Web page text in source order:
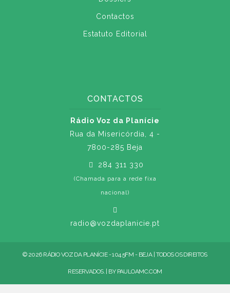
Contactos
Estatuto Editorial
CONTACTOS
Rádio Voz da Planície
Rua da Misericórdia, 4 -
7800-285 Beja
284 311 330
(Chamada para a rede fixa
nacional)
radio@vozdaplanicie.pt
© 2026 RÁDIO VOZ DA PLANÍCIE - 104.5FM - BEJA | TODOS OS DIREITOS
RESERVADOS. | BY PAULOAMC.COM